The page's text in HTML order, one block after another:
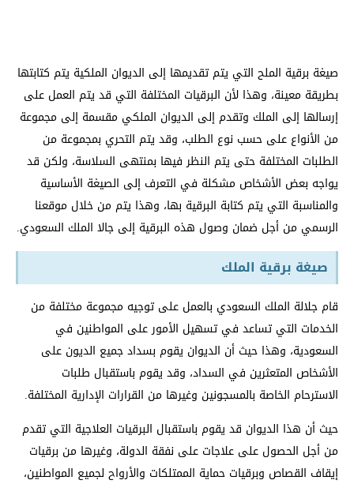
صيغة برقية الملح التي يتم تقديمها إلى الديوان الملكية يتم كتابتها
بطريقة معينة، وهذا لأن البرقيات المختلفة التي قد يتم العمل على
إرسالها إلى الملك وتقدم إلى الديوان الملكي مقسمة إلى مجموعة
من الأنواع على حسب نوع الطلب، وقد يتم التحري بمجموعة من
الطلبات المختلفة حتى يتم النظر فيها بمنتهى السلاسة، ولكن قد
يواجه بعض الأشخاص مشكلة في التعرف إلى الصيغة الأساسية
والمناسبة التي يتم كتابة البرقية بها، وهذا يتم من خلال موقعنا
الرسمي من أجل ضمان وصول هذه البرقية إلى جالا الملك السعودي.
صيغة برقية الملك
قام جلالة الملك السعودي بالعمل على توجيه مجموعة مختلفة من
الخدمات التي تساعد في تسهيل الأمور على المواطنين في
السعودية، وهذا حيث أن الديوان يقوم بسداد جميع الديون على
الأشخاص المتعثرين في السداد، وقد يقوم باستقبال طلبات
الاسترحام الخاصة بالمسجونين وغيرها من القرارات الإدارية المختلفة.
حيث أن هذا الديوان قد يقوم باستقبال البرقيات العلاجية التي تقدم
من أجل الحصول على علاجات على نفقة الدولة، وغيرها من برقيات
إيقاف القصاص وبرقيات حماية الممتلكات والأرواح لجميع المواطنين،